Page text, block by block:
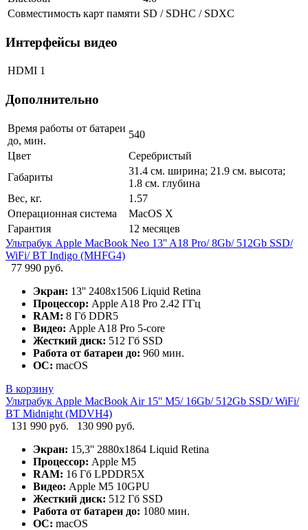
Совместимость карт памяти SD / SDHC / SDXC
Интерфейсы видео
HDMI 1
Дополнительно
Время работы от батареи
до, мин.
540
Цвет
Серебристый
Габариты
31.4 см. ширина; 21.9 см. высота;
1.8 см. глубина
Вес, кг.
1.57
Операционная система
MacOS X
Гарантия
12 месяцев
Ультрабук Apple MacBook Neo 13'' A18 Pro/ 8Gb/ 512Gb SSD/
WiFi/ BT Indigo (MHFG4)
77 990 руб.
Экран: 13'' 2408x1506 Liquid Retina
Процессор: Apple A18 Pro 2.42 ГГц
RAM: 8 Гб DDR5
Видео: Apple A18 Pro 5-core
Жесткий диск: 512 Гб SSD
Работа от батареи до: 960 мин.
ОС: macOS
В корзину
Ультрабук Apple MacBook Air 15'' M5/ 16Gb/ 512Gb SSD/ WiFi/
BT Midnight (MDVH4)
131 990 руб.
130 990 руб.
Экран: 15,3'' 2880x1864 Liquid Retina
Процессор: Apple M5
RAM: 16 Гб LPDDR5X
Видео: Apple M5 10GPU
Жесткий диск: 512 Гб SSD
Работа от батареи до: 1080 мин.
ОС: macOS